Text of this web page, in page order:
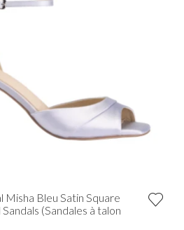
Misha Bleu Satin Square
(Sandales à talon